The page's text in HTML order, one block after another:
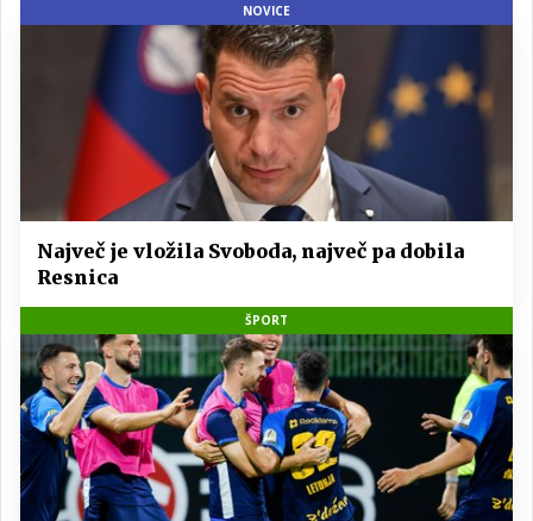
NOVICE
Največ je vložila Svoboda, največ pa dobila
Resnica
ŠPORT